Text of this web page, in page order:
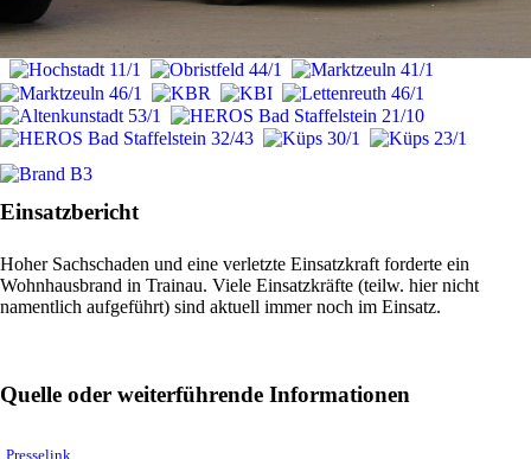
Einsatzbericht
Hoher Sachschaden und eine verletzte Einsatzkraft forderte ein
Wohnhausbrand in Trainau. Viele Einsatzkräfte (teilw. hier nicht
namentlich aufgeführt) sind aktuell immer noch im Einsatz.
Quelle oder weiterführende Informationen
Presselink